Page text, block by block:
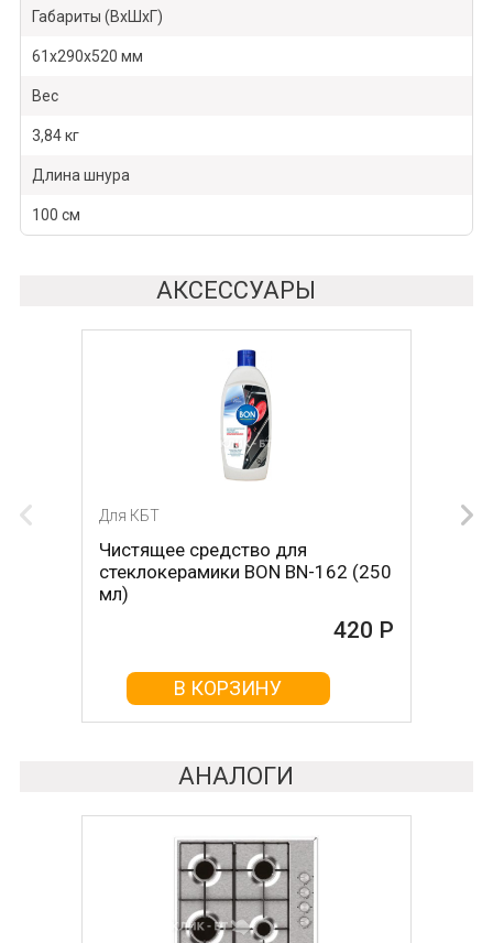
Габариты (ВхШхГ)
61х290х520 мм
Вес
3,84 кг
Длина шнура
100 см
АКСЕССУАРЫ
Для КБТ
Чистящее средство для
стеклокерамики BON BN-162 (250
мл)
420 Р
В КОРЗИНУ
Для КБТ
Скребок для ухода за
стеклокерамикой BON BN-603
В КОРЗИНУ
АНАЛОГИ